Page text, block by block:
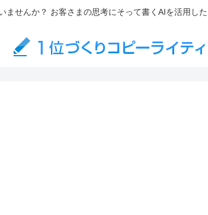
ませんか？ お客さまの思考にそって書くAIを活用し